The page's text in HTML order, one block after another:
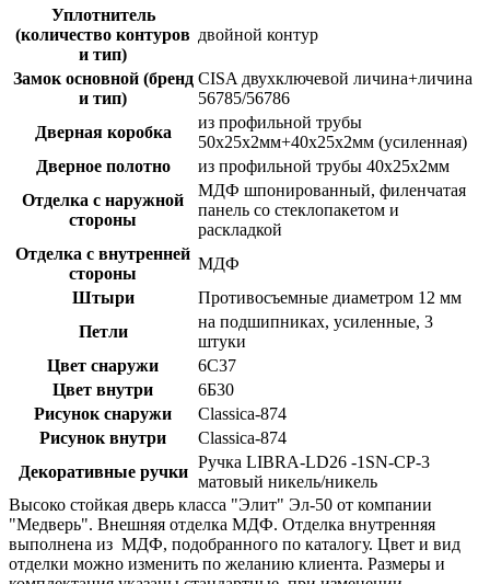
Уплотнитель
(количество контуров
и тип)
двойной контур
Замок основной (бренд
и тип)
CISA двухключевой личина+личина
56785/56786
Дверная коробка
из профильной трубы
50х25х2мм+40х25х2мм (усиленная)
Дверное полотно
из профильной трубы 40х25х2мм
Отделка с наружной
стороны
МДФ шпонированный, филенчатая
панель со стеклопакетом и
раскладкой
Отделка с внутренней
стороны
МДФ
Штыри
Противосъемные диаметром 12 мм
Петли
на подшипниках, усиленные, 3
штуки
Цвет снаружи
6С37
Цвет внутри
6Б30
Рисунок снаружи
Classica-874
Рисунок внутри
Classica-874
Декоративные ручки
Ручка LIBRA-LD26 -1SN-CP-3
матовый никель/никель
Высоко стойкая дверь класса "Элит" Эл-50 от компании
"Медверь". Внешняя отделка МДФ. Отделка внутренняя
выполнена из МДФ, подобранного по каталогу. Цвет и вид
отделки можно изменить по желанию клиента. Размеры и